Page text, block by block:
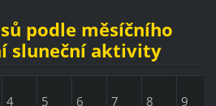
podle měsíčního
sluneční aktivity
4 5 6 7 8 9